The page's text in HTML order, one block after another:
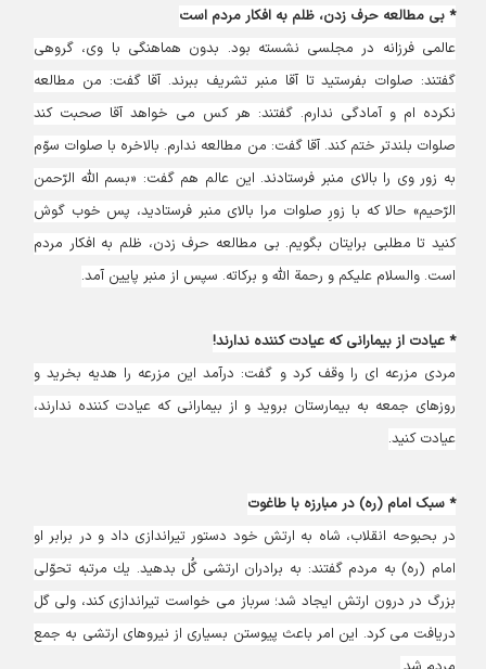
* بی مطالعه حرف زدن، ظلم به افکار مردم است
عالمى فرزانه در مجلسى نشسته بود. بدون هماهنگى با وی، گروهى
گفتند: صلوات بفرستيد تا آقا منبر تشريف ببرند. آقا گفت: من مطالعه
نكرده ‏ام و آمادگى ندارم. گفتند: هر كس مى ‏خواهد آقا صحبت كند
صلوات بلندتر ختم كند. آقا گفت: من مطالعه ندارم. بالاخره با صلوات سوّم
به زور وی را بالاى منبر فرستادند. این عالم هم گفت: «بسم‏ اللَّه الرّحمن
الرّحيم» حالا كه با زورِ صلوات مرا بالاى منبر فرستاديد، پس خوب گوش
كنيد تا مطلبى برايتان بگويم. بى ‏مطالعه حرف زدن، ظلم به افكار مردم
است. والسلام عليكم و رحمة اللَّه و بركاته. سپس از منبر پايين آمد.
* عیادت از بیمارانی که عیادت کننده ندارند!
مردى مزرعه ‏اى را وقف كرد و گفت: درآمد اين مزرعه را هديه بخريد و
روزهاى جمعه به بيمارستان برويد و از بيمارانى كه عيادت كننده ندارند،
عيادت كنيد.
* سبک امام (ره) در مبارزه با طاغوت
در بحبوحه انقلاب، شاه به ارتش خود دستور تيراندازى داد و در برابر او
امام (ره) به مردم گفتند: به برادران ارتشى گُل بدهيد. يك مرتبه تحوّلى
بزرگ در درون ارتش ايجاد شد؛ سرباز مى ‏خواست تيراندازى كند، ولى گل
دريافت مى‏ كرد. اين امر باعث پيوستن بسيارى از نيروهاى ارتشى به جمع